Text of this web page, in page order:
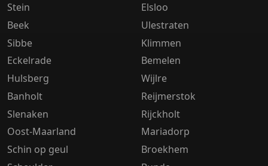
Stein
Beek
Sibbe
Eckelrade
Hulsberg
Banholt
Slenaken
Oost-Maarland
Schin op geul
Elsloo
Ulestraten
Klimmen
Bemelen
Wijlre
Reijmerstok
Rijckholt
Mariadorp
Broekhem